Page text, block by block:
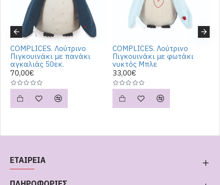
COMPLICES. Λούτρινο
Πιγκουινάκι με πανάκι
αγκαλιάς 50εκ.
70,00€
COMPLICES. Λούτρινο
Πιγκουινάκι με φωτάκι
νυκτός Μπλε
33,00€
ΕΤΑΙΡΕΙΑ